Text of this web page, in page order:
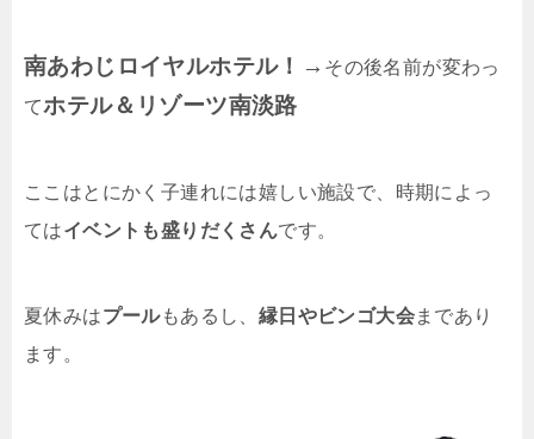
南あわじロイヤルホテル！→ その後名前が変わっ
てホテル＆リゾーツ南淡路
ここはとにかく子連れには嬉しい施設で、時期によっ
てはイベントも盛りだくさんです。
夏休みはプールもあるし、 縁日やビンゴ大会まであり
ます。